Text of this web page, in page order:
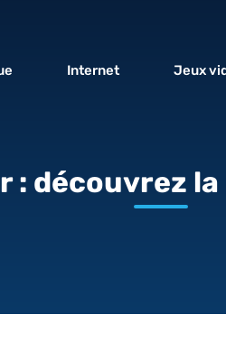
Internet Jeux
: découvrez